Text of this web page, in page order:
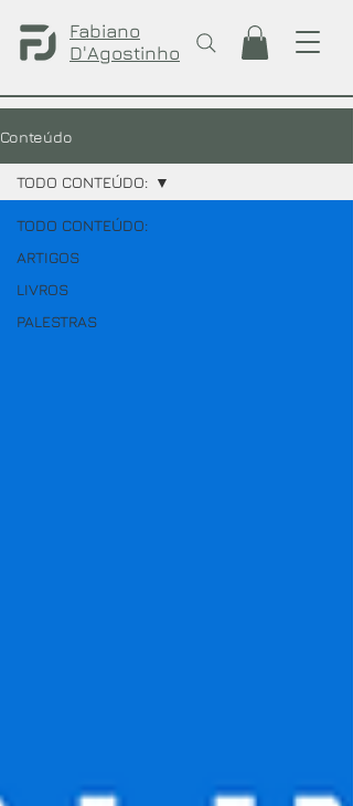
Fabiano
D'Agostinho
Conteúdo
TODO CONTEÚDO:
ARTIGOS
LIVROS
PALESTRAS
TODO CONTEÚDO: